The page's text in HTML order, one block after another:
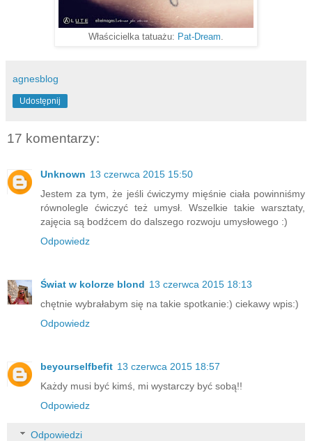
Właścicielka tatuażu: Pat-Dream.
agnesblog
Udostępnij
17 komentarzy:
Unknown 13 czerwca 2015 15:50
Jestem za tym, że jeśli ćwiczymy mięśnie ciała powinniśmy
równolegle ćwiczyć też umysł. Wszelkie takie warsztaty,
zajęcia są bodźcem do dalszego rozwoju umysłowego :)
Odpowiedz
Świat w kolorze blond 13 czerwca 2015 18:13
chętnie wybrałabym się na takie spotkanie:) ciekawy wpis:)
Odpowiedz
beyourselfbefit 13 czerwca 2015 18:57
Każdy musi być kimś, mi wystarczy być sobą!!
Odpowiedz
Odpowiedzi